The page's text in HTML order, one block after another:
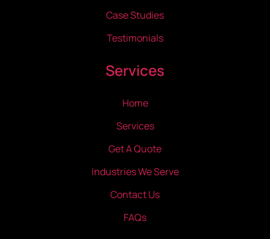
Case Studies
Testimonials
Services
Home
Services
Get A Quote
Industries We Serve
Contact Us
FAQs